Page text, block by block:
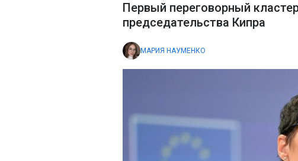
Первый переговорный
председательства Кипра
МАРИЯ НАУМЕНКО